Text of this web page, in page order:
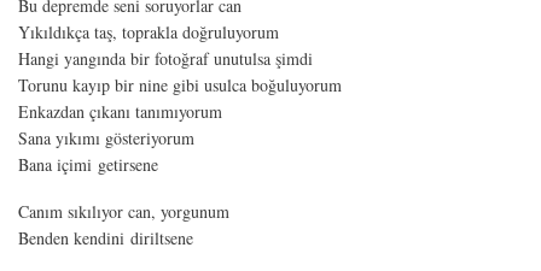
Bu depremde seni soruyorlar can
Yıkıldıkça taş, toprakla doğruluyorum
Hangi yangında bir fotoğraf unutulsa şimdi
Torunu kayıp bir nine gibi usulca boğuluyorum
Enkazdan çıkanı tanımıyorum
Sana yıkımı gösteriyorum
Bana içimi getirsene
Canım sıkılıyor can, yorgunum
Benden kendini diriltsene